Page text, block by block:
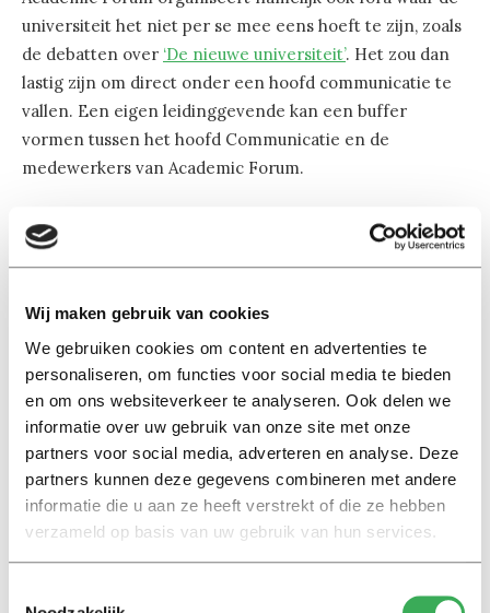
Wij maken gebruik van cookies
We gebruiken cookies om content en advertenties te
personaliseren, om functies voor social media te bieden
en om ons websiteverkeer te analyseren. Ook delen we
informatie over uw gebruik van onze site met onze
partners voor social media, adverteren en analyse. Deze
partners kunnen deze gegevens combineren met andere
informatie die u aan ze heeft verstrekt of die ze hebben
verzameld op basis van uw gebruik van hun services.
universiteit het niet per se mee eens hoeft te zijn, zoals
de debatten over ‘De nieuwe universiteit’. Het zou dan
lastig zijn om direct onder een hoofd communicatie te
vallen. Een eigen leidinggevende kan een buffer
vormen tussen het hoofd Communicatie en de
medewerkers van Academic Forum.
Het College van Bestuur en de kwartiermaker Hans
Dieteren gaven aan dat het maar over 3,6 FTE aan
argumenten voor de plaatsing onder Communicatie in
het Reorganisatieplan te vinden zijn. Toch bleven de
werknemersfracties ongerust over de onafhankelijkheid
en de bestaanszekerheid van Academic Forum bij
communicatie. AbvaKabo: “We weten inmiddels hoe het
hier gaat met afdelingen zonder leidinggevenden, die
verdwijnen snel.”
Het College beloofde dat de medezeggenschap vóór de
krijgt over de leidinggevende en de argumenten voor